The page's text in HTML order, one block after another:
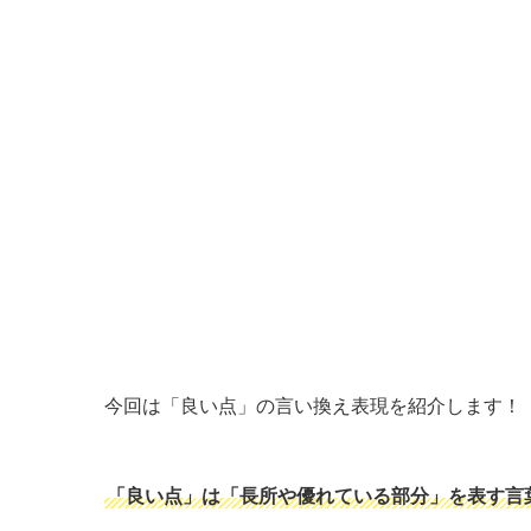
今回は「良い点」の言い換え表現を紹介します！
「良い点」は「長所や優れている部分」を表す言